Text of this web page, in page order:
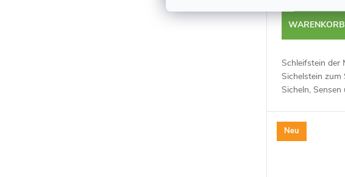
WARENKORB
Schleifstein der
Sichelstein zum
Sicheln,
Japan.
Neu